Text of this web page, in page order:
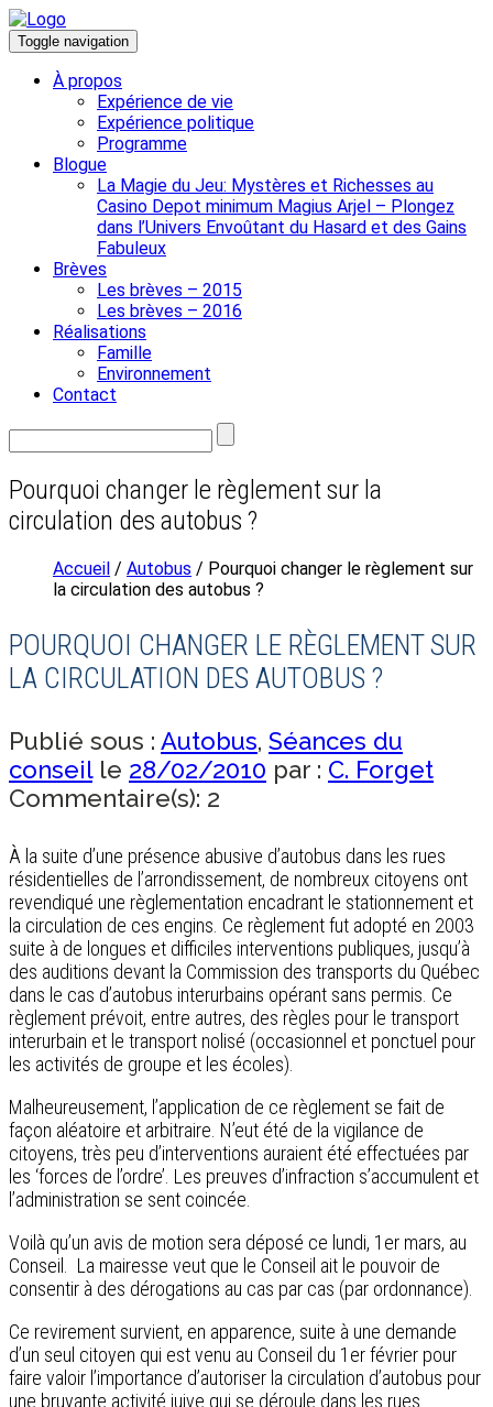
Toggle navigation
À propos
Expérience de vie
Expérience politique
Programme
Blogue
La Magie du Jeu: Mystères et Richesses au
Casino Depot minimum Magius Arjel – Plongez
dans l’Univers Envoûtant du Hasard et des Gains
Fabuleux
Brèves
Les brèves – 2015
Les brèves – 2016
Réalisations
Famille
Environnement
Contact
Pourquoi changer le règlement sur la
circulation des autobus ?
Accueil / Autobus / Pourquoi changer le règlement sur
la circulation des autobus ?
POURQUOI CHANGER LE RÈGLEMENT SUR
LA CIRCULATION DES AUTOBUS ?
Publié sous : Autobus, Séances du
conseille 28/02/2010 par : C. Forget
Commentaire(s): 2
À la suite d’une présence abusive d’autobus dans les rues
résidentielles de l’arrondissement, de nombreux citoyens ont
revendiqué une règlementation encadrant le stationnement et
la circulation de ces engins. Ce règlement fut adopté en 2003
suite à de longues et difficiles interventions publiques, jusqu’à
des auditions devant la Commission des transports du Québec
dans le cas d’autobus interurbains opérant sans permis. Ce
règlement prévoit, entre autres, des règles pour le transport
interurbain et le transport nolisé (occasionnel et ponctuel pour
les activités de groupe et les écoles).
Malheureusement, l’application de ce règlement se fait de
façon aléatoire et arbitraire. N’eut été de la vigilance de
citoyens, très peu d’interventions auraient été effectuées par
les ‘forces de l’ordre’. Les preuves d’infraction s’accumulent et
l’administration se sent coincée.
Voilà qu’un avis de motion sera déposé ce lundi, 1er mars, au
Conseil. La mairesse veut que le Conseil ait le pouvoir de
consentir à des dérogations au cas par cas (par ordonnance).
Ce revirement survient, en apparence, suite à une demande
d’un seul citoyen qui est venu au Conseil du 1er février pour
faire valoir l’importance d’autoriser la circulation d’autobus pour
une bruyante activité juive qui se déroule dans les rues